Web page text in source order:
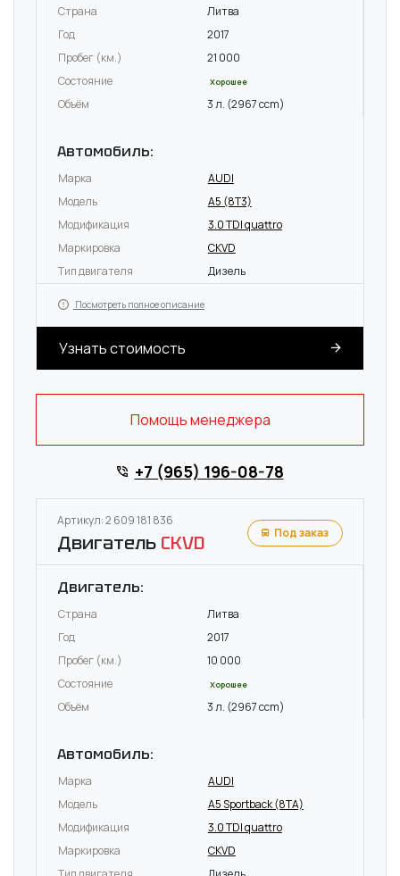
Страна
Литва
Год
2017
Пробег (км.)
21 000
Состояние
Хорошее
Объём 3 л. (2967 ccm)
Автомобиль:
Марка
AUDI
Модель
A5 (8T3)
Модификация
3.0 TDI quattro
Маркировка
CKVD
Тип двигателя
Дизель
Посмотреть полное описание
Узнать стоимость
Помощь менеджера
+7 (965) 196-08-78
Артикул: 2 609 181 836
Двигатель CKVD Под заказ
Двигатель:
Страна
Литва
Год
2017
Пробег (км.)
10 000
Состояние
Хорошее
Объём 3 л. (2967 ccm)
Автомобиль:
Марка
AUDI
Модель
A5 Sportback (8TA)
Модификация
3.0 TDI quattro
Маркировка
CKVD